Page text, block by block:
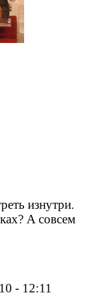
изнутри.
А совсем
- 12:11